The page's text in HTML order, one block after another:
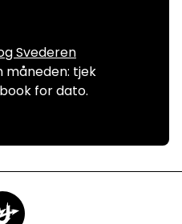
Svederen
måneden: tjek
for dato.